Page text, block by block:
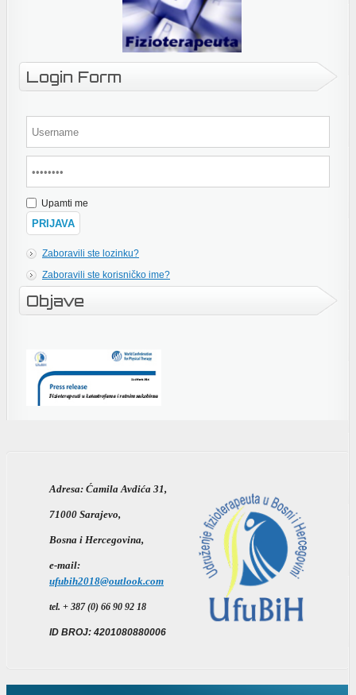
Login Form
Upamti me
Zaboravili ste lozinku?
Zaboravili ste korisničko ime?
Objave
Adresa: Ćamila Avdića 31,
71000 Sarajevo,
Bosna i Hercegovina,
e-mail:
ufubih2018@outlook.com
tel. + 387 (0) 66 90 92 18
ID BROJ: 4201080880006